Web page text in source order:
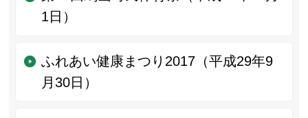
1日）
ふれあい健康まつり2017（平成29年9
月30日）